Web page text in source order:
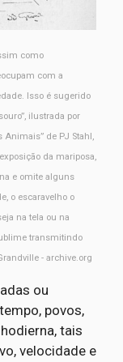
como
com a
Isso é sugerido
ilustrada por
Animais” de PJ Stahl,
da mariposa,
e omite alguns
o escaravelho o
na tela ou na
transmitindo
- archive.org
ou
povos,
tais
velocidade e